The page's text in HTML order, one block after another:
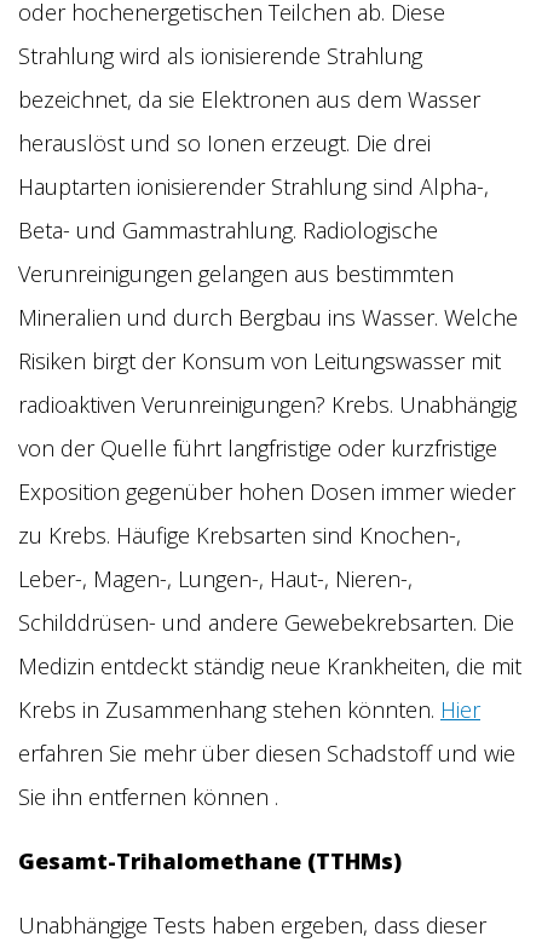
oder hochenergetischen Teilchen ab. Diese
Strahlung wird als ionisierende Strahlung
bezeichnet, da sie Elektronen aus dem Wasser
herauslöst und so Ionen erzeugt. Die drei
Hauptarten ionisierender Strahlung sind Alpha-,
Beta- und Gammastrahlung. Radiologische
Verunreinigungen gelangen aus bestimmten
Mineralien und durch Bergbau ins Wasser. Welche
Risiken birgt der Konsum von Leitungswasser mit
radioaktiven Verunreinigungen? Krebs. Unabhängig
von der Quelle führt langfristige oder kurzfristige
Exposition gegenüber hohen Dosen immer wieder
zu Krebs. Häufige Krebsarten sind Knochen-,
Leber-, Magen-, Lungen-, Haut-, Nieren-,
Schilddrüsen- und andere Gewebekrebsarten. Die
Medizin entdeckt ständig neue Krankheiten, die mit
Krebs in Zusammenhang stehen könnten. Hier
erfahren Sie mehr über diesen Schadstoff und wie
Sie ihn entfernen können .
Gesamt-Trihalomethane (TTHMs)
Unabhängige Tests haben ergeben, dass dieser